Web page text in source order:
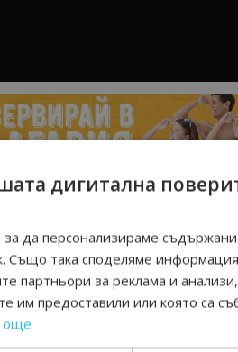
дигитална
за да персонализираме
Също така споделяме
партньори за реклама и
им предоставили или която са
още